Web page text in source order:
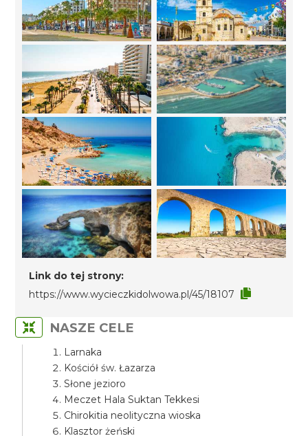
Link do tej strony:
https://www.wycieczkidolwowa.pl/45/18107
NASZE CELE
Larnaka
Kościół św. Łazarza
Słone jezioro
Meczet Hala Suktan Tekkesi
Chirokitia neolityczna wioska
Klasztor żeński